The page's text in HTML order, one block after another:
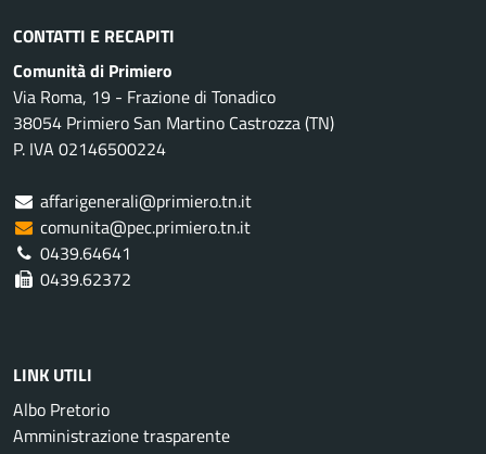
CONTATTI E RECAPITI
Comunità di Primiero
Via Roma, 19 - Frazione di Tonadico
38054 Primiero San Martino Castrozza (TN)
P. IVA 02146500224
affarigenerali@primiero.tn.it
comunita@pec.primiero.tn.it
0439.64641
0439.62372
LINK UTILI
Albo Pretorio
Amministrazione trasparente